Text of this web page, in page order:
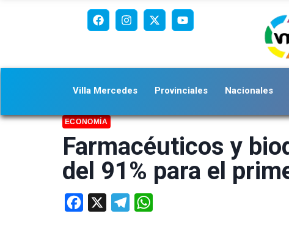
Villa Mercedes Provinciales Nacionales
ECONOMÍA
Farmacéuticos y
del 91% para el
Facebook Telegram